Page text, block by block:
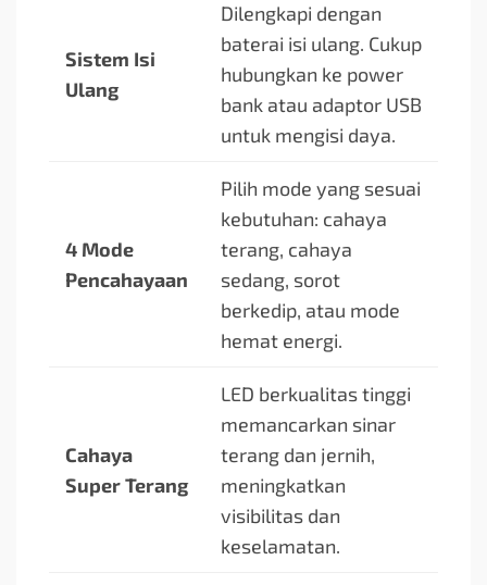
Sistem Isi
Ulang
Dilengkapi dengan
baterai isi ulang. Cukup
hubungkan ke power
bank atau adaptor USB
untuk mengisi daya.
4 Mode
Pencahayaan
Pilih mode yang sesuai
kebutuhan: cahaya
terang, cahaya
sedang, sorot
berkedip, atau mode
hemat energi.
Cahaya
Super Terang
LED berkualitas tinggi
memancarkan sinar
terang dan jernih,
meningkatkan
visibilitas dan
keselamatan.